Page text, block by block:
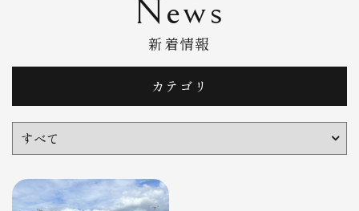
News
新着情報
カテゴリ